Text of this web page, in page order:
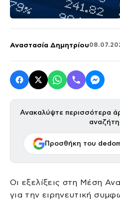
Αναστασία Δημητρίου
Ανακαλύψτε περισσότερα
Προσθήκη του
Οι εξελίξεις στη Μέση
για την ειρηνευτική